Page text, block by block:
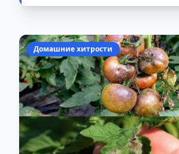
Домашние хитрости